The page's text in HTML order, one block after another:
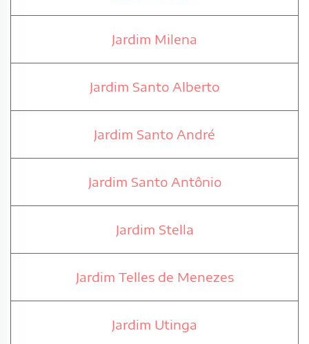
Jardim Milena
Jardim Santo Alberto
Jardim Santo André
Jardim Santo Antônio
Jardim Stella
Jardim Telles de Menezes
Jardim Utinga